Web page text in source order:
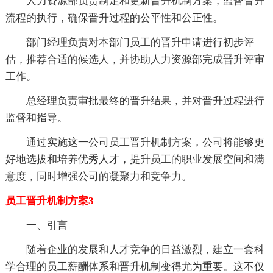
流程的执行，确保晋升过程的公平性和公正性。
部门经理负责对本部门员工的晋升申请进行初步评
估，推荐合适的候选人，并协助人力资源部完成晋升评审
工作。
总经理负责审批最终的晋升结果，并对晋升过程进行
监督和指导。
通过实施这一公司员工晋升机制方案，公司将能够更
好地选拔和培养优秀人才，提升员工的职业发展空间和满
意度，同时增强公司的凝聚力和竞争力。
员工晋升机制方案3
一、引言
随着企业的发展和人才竞争的日益激烈，建立一套科
学合理的员工薪酬体系和晋升机制变得尤为重要。这不仅